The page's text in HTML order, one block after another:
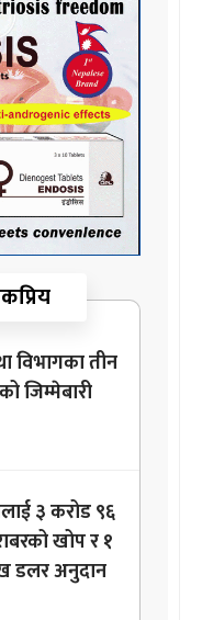
विभागका तीन
जिम्मेबारी
३ करोड ९६
खोप र १
डलर अनुदान